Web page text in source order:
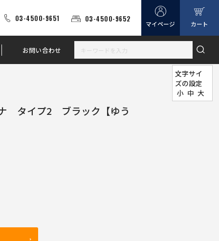
03-4500-9651 03-4500-9652
マイページ カート
お問い合わせ
タイプ2 ブラック【ゆう
文字サイ
ズの設定
小 中 大